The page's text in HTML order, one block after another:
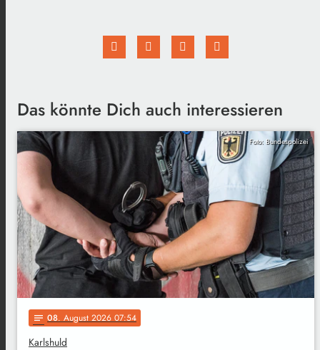
Das könnte Dich auch interessieren
Foto: Bundespolizei
notes 08. August 2026 07:54
Karlshuld